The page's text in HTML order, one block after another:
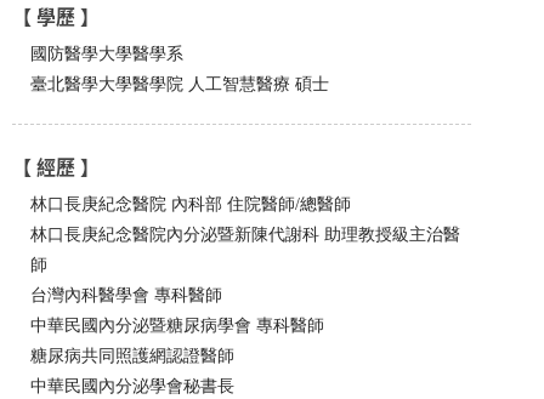
【 學歷 】
國防醫學大學醫學系
臺北醫學大學醫學院 人工智慧醫療 碩士
【 經歷 】
林口長庚紀念醫院 內科部 住院醫師/總醫師
林口長庚紀念醫院內分泌暨新陳代謝科 助理教授級主治醫
師
台灣內科醫學會 專科醫師
中華民國內分泌暨糖尿病學會 專科醫師
糖尿病共同照護網認證醫師
中華民國內分泌學會秘書長